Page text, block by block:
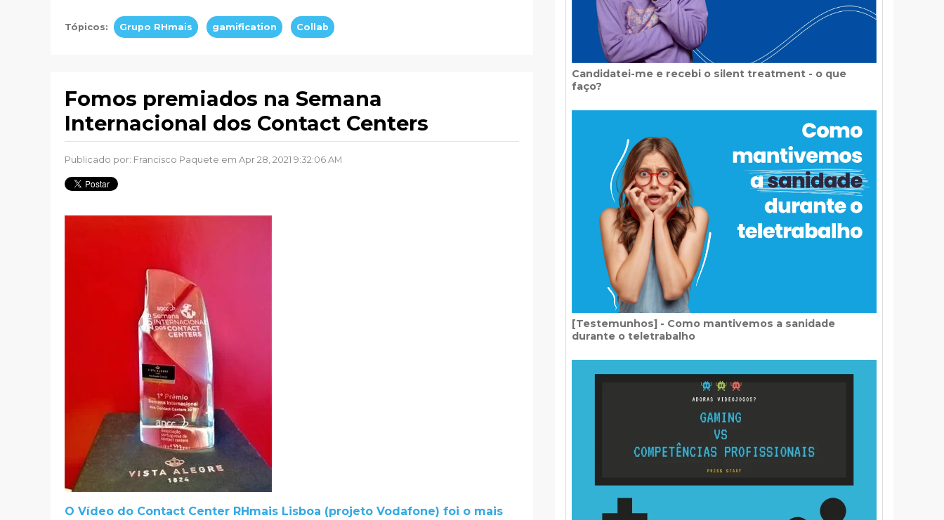
Tópicos: Grupo RHmais gamification Collab
Fomos premiados na Semana
Internacional dos Contact Centers
Publicado por: Francisco Paquete em Apr 28, 2021 9:32:06 AM
O Vídeo do Contact Center RHmais Lisboa (projeto Vodafone) foi o mais
Candidatei-me e recebi o silent treatment - o que
faço?
[Testemunhos] - Como mantivemos a sanidade
durante o teletrabalho